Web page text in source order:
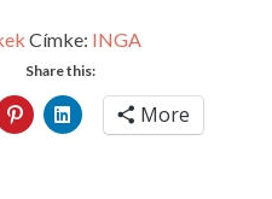
Címke: INGA
Share this:
More